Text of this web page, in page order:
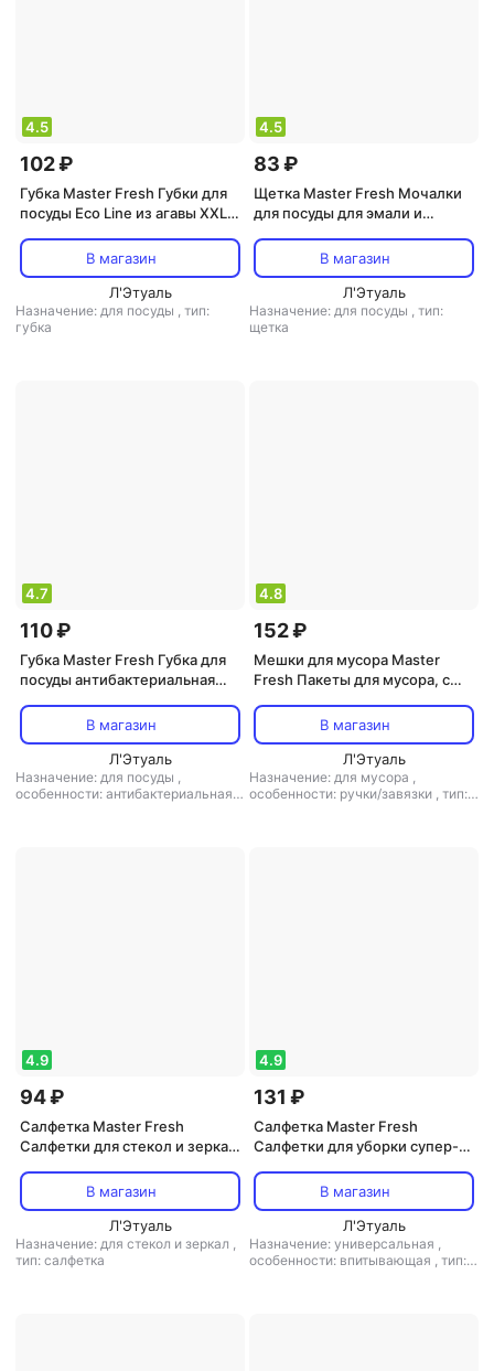
4.5
102 ₽
Губка Master Fresh Губки для
посуды Eco Line из агавы XXL
поролон, 2 штВ магазин
Л'Этуаль
Назначение: для посуды , тип:
губка
4.5
83 ₽
Щетка Master Fresh Мочалки
для посуды для эмали и
В магазин
Л'Этуаль
Назначение: для посуды , тип:
щетка
4.7
110 ₽
Губка Master Fresh Губка для
посуды антибактериальная
В магазин
Л'Этуаль
Назначение: для посуды ,
особенности: антибактериальная,
4.8
152 ₽
Мешки для мусора Master
Fresh Пакеты для мусора, с
35 л, 30 штукВ магазин
Л'Этуаль
Назначение: для мусора ,
особенности: ручки/завязки , тип:
4.9
94 ₽
Салфетка Master Fresh
Салфетки для стекол и зеркал
В магазин
Л'Этуаль
Назначение: для стекол и зеркал ,
тип: салфетка
4.9
131 ₽
Салфетка Master Fresh
Салфетки для уборки супер-
30х35 см 3 штуки
В магазин
Л'Этуаль
Назначение: универсальная ,
особенности: впитывающая , тип: